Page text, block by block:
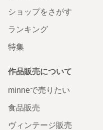
ショップをさがす
ランキング
特集
作品販売について
minneで売りたい
食品販売
ヴィンテージ販売